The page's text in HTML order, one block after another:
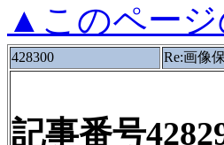
▲このペー
428300 Re:画像
記事番号